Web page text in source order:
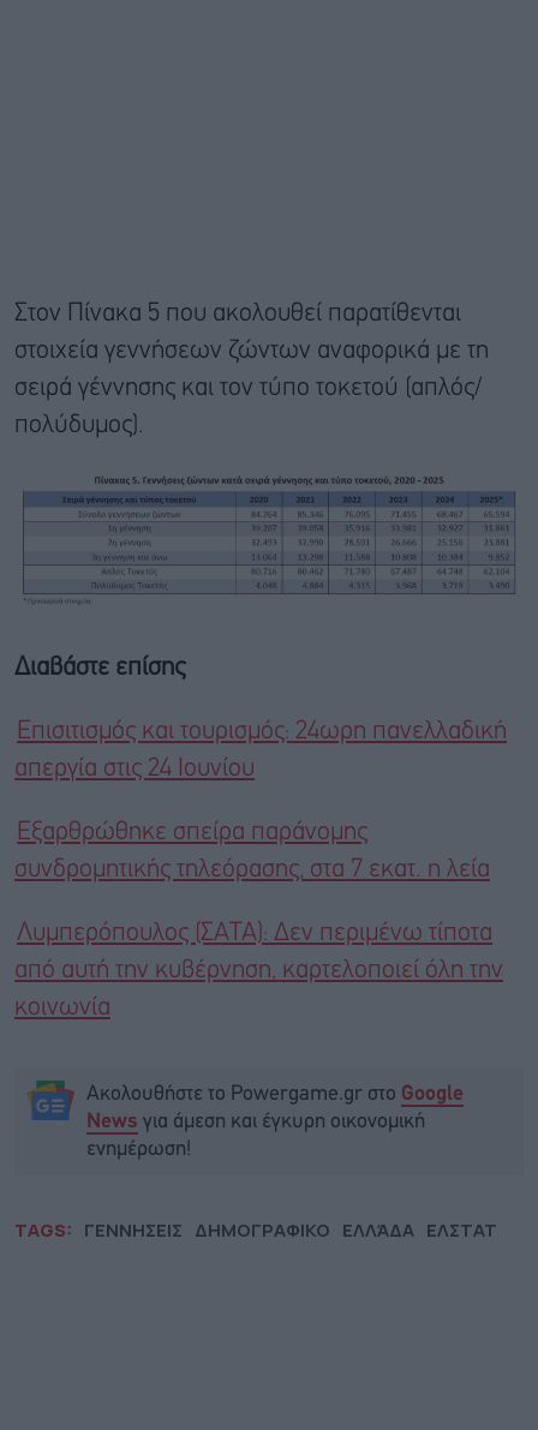
Στον Πίνακα 5 που ακολουθεί παρατίθενται
στοιχεία γεννήσεων ζώντων αναφορικά με τη
σειρά γέννησης και τον τύπο τοκετού (απλός/
πολύδυμος).
Διαβάστε επίσης
Επισιτισμός και τουρισμός: 24ωρη πανελλαδική
απεργία στις 24 Ιουνίου
Εξαρθρώθηκε σπείρα παράνομης
συνδρομητικής τηλεόρασης, στα 7 εκατ. η λεία
Λυμπερόπουλος (ΣΑΤΑ): Δεν περιμένω τίποτα
από αυτή την κυβέρνηση, καρτελοποιεί όλη την
κοινωνία
Ακολουθήστε το Powergame.gr στο Google
News για άμεση και έγκυρη οικονομική
ενημέρωση!
TAGS: ΓΕΝΝΗΣΕΙΣ ΔΗΜΟΓΡΑΦΙΚΟ ΕΛΛΆΔΑ ΕΛΣΤΑΤ